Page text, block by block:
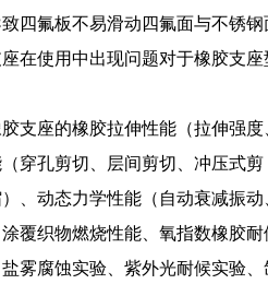
四氟板不易滑动四氟面与不锈钢
在使用中出现问题对于橡胶支座
支座的橡胶拉伸性能（拉伸强度
穿孔剪切、层间剪切、冲压式剪
、动态力学性能（自动衰减振动
覆织物燃烧性能、氧指数橡胶耐
雾腐蚀实验、紫外光耐候实验、